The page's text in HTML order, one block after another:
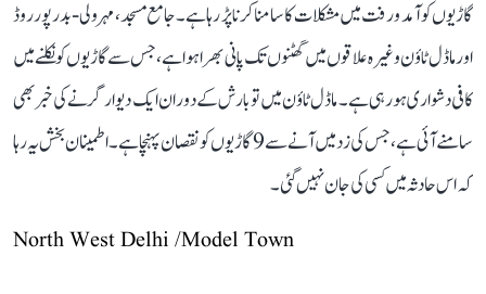
گاڑیوں کو آمد و رفت میں مشکلات کا سامنا کرنا پڑ رہا ہے۔ جامع مسجد، مہرولی-بدرپور روڈ
اور ماڈل ٹاؤن وغیرہ علاقوں میں گھٹنوں تک پانی بھرا ہوا ہے، جس سے گاڑیوں کو نکلنے میں
کافی دشواری ہو رہی ہے۔ ماڈل ٹاؤن میں تو بارش کے دوران ایک دیوار گرنے کی خبر بھی
سامنے آئی ہے، جس کی زد میں آنے سے 9 گاڑیوں کو نقصان پہنچا ہے۔ اطمینان بخش یہ رہا
کہ اس حادثہ میں کسی کی جان نہیں گئی۔
North West Delhi /Model Town